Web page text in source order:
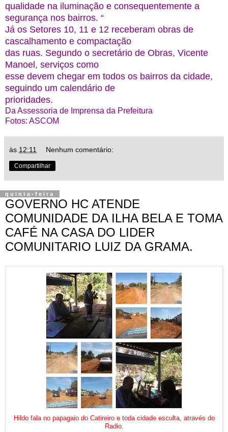
qualidade na iluminação e consequentemente a
segurança nos bairros. “
Já os Setores 10, 11 e 12 receberam obras de
cascalhamento e compactação
das ruas. Segundo o secretário de Obras, Vicente
Manoel, serviços como
esse devem chegar em todos os bairros da cidade,
seguindo um calendário de
prioridades.
Da Assessoria de Imprensa da Prefeitura
Fotos: ASCOM
às 12:11 Nenhum comentário:
Compartilhar
quinta-feira
GOVERNO HC ATENDE
COMUNIDADE DA ILHA BELA E TOMA
CAFÉ NA CASA DO LIDER
COMUNITARIO LUIZ DA GRAMA.
Hildo fala no papagaio do Catireiro e toda cidade esculta, através do
Radio.